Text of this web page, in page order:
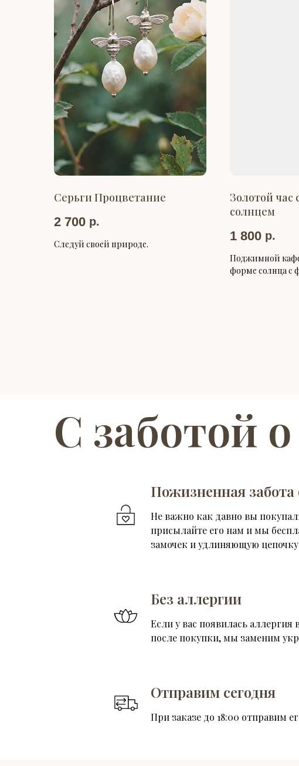
Серьги Процветание
2 700 р.
Следуй своей природе.
Золотой час
солнцем
1 800 р.
Поджимной
форме солнца с
С заботой о
Пожизненная забота
Не важно как давно вы
присылайте его нам и мы
замочек и удлиняющую цепочку
Без аллергии
Если у вас появилась аллергия
после покупки, мы заменим
Отправим сегодня
При заказе до 18:00 отправим